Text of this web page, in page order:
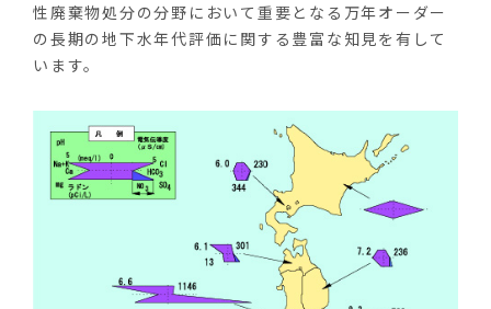
性廃棄物処分の分野において重要となる万年オーダー
の長期の地下水年代評価に関する豊富な知見を有して
います。